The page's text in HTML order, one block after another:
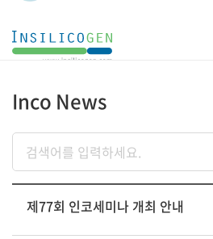
인
실
리
코
젠
Inco News
게시판
리스트
제77회 인코세미나 개최 안내